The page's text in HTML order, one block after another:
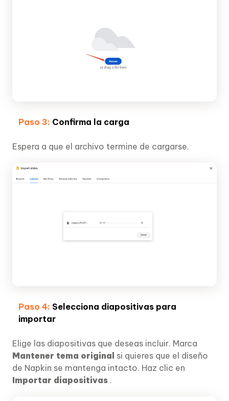
Paso 3: Confirma la carga
Espera a que el archivo termine de cargarse.
Paso 4: Selecciona diapositivas para
importar
Elige las diapositivas que deseas incluir. Marca
Mantener tema original si quieres que el diseño
de Napkin se mantenga intacto. Haz clic en
Importar diapositivas .